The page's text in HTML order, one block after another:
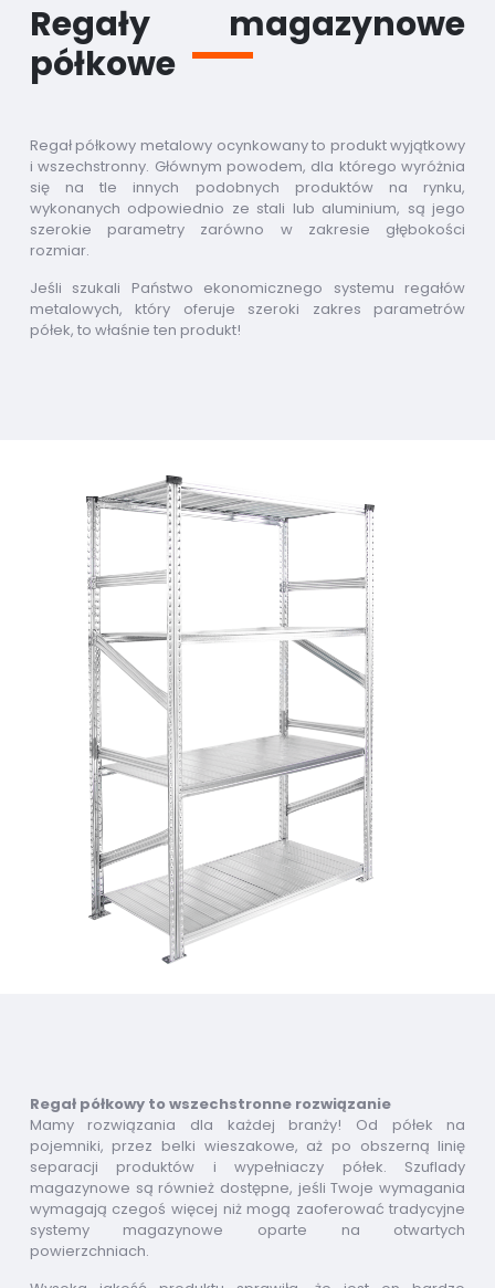
Regały magazynowe
półkowe
Regał półkowy metalowy ocynkowany to produkt wyjątkowy
i wszechstronny. Głównym powodem, dla którego wyróżnia
się na tle innych podobnych produktów na rynku,
wykonanych odpowiednio ze stali lub aluminium, są jego
szerokie parametry zarówno w zakresie głębokości
rozmiar.
Jeśli szukali Państwo ekonomicznego systemu regałów
metalowych, który oferuje szeroki zakres parametrów
półek, to właśnie ten produkt!
Regał półkowy to wszechstronne rozwiązanie
Mamy rozwiązania dla każdej branży! Od półek na
pojemniki, przez belki wieszakowe, aż po obszerną linię
separacji produktów i wypełniaczy półek. Szuflady
magazynowe są również dostępne, jeśli Twoje wymagania
wymagają czegoś więcej niż mogą zaoferować tradycyjne
systemy magazynowe oparte na otwartych
powierzchniach.